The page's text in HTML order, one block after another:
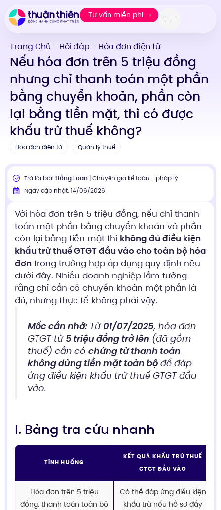
Tư vấn miễn phí
Trang Chủ — Hỏi đáp — Hóa đơn điện tử
Nếu hóa đơn trên 5 triệu đồng
nhưng chỉ thanh toán một phần
bằng chuyển khoản, phần còn
lại bằng tiền mặt, thì có được
khấu trừ thuế không?
Hóa đơn điện tử Quản lý thuế
Trả lời bởi: Hồng Loan| Chuyên gia kế toán - pháp lý
Ngày cập nhật: 14/06/2026
Với hóa đơn trên 5 triệu đồng, nếu chỉ thanh
toán một phần bằng chuyển khoản và phần
còn lại bằng tiền mặt thì không đủ điều kiện
khấu trừ thuế GTGT đầu vào cho toàn bộ hóa
đơn trong trường hợp áp dụng quy định nêu
dưới đây. Nhiều doanh nghiệp lầm tưởng
rằng chỉ cần có chuyển khoản một phần là
đủ, nhưng thực tế không phải vậy.
Mốc cần nhớ:Từ 01/07/2025, hóa đơn
GTGT từ 5 triệu đồng trở lên (đã gồm
thuế) cần có chứng từ thanh toán
không dùng tiền mặt toàn bộđể đáp
ứng điều kiện khấu trừ thuế GTGT đầu
vào.
I. Bảng tra cứu nhanh
TÌNH HUỐNG
KẾT QUẢ KHẤU TRỪ THUẾ
GTGT ĐẦU VÀO
Hóa đơn trên 5 triệu
đồng, thanh toán toàn bộ
Có thể đáp ứng điều kiện
khấu trừ nếu hồ sơ đầy